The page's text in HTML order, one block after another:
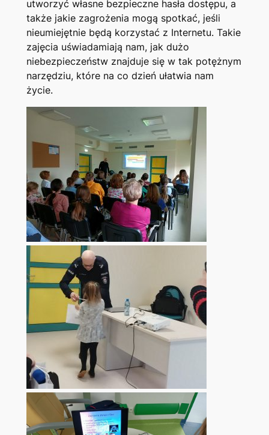
utworzyć własne bezpieczne hasła dostępu, a
także jakie zagrożenia mogą spotkać, jeśli
nieumiejętnie będą korzystać z Internetu. Takie
zajęcia uświadamiają nam, jak dużo
niebezpieczeństw znajduje się w tak potężnym
narzędziu, które na co dzień ułatwia nam
życie.